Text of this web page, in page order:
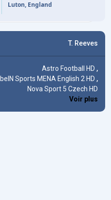
Luton, England
T. Reeves
Astro Football HD ,
beIN Sports MENA English 2 HD ,
Nova Sport 5 Czech HD
Voir plus